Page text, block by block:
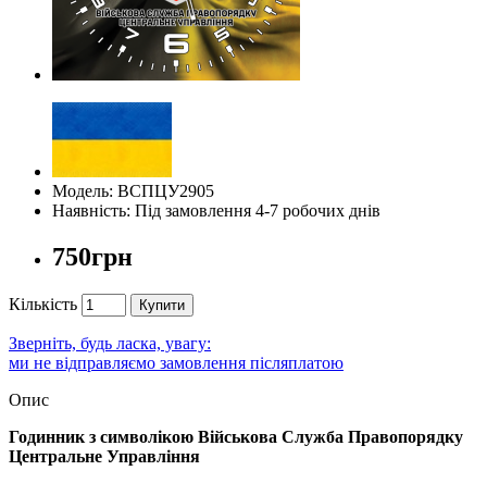
Модель: ВСПЦУ2905
Наявність: Під замовлення 4-7 робочих днів
750грн
Кількість Купити
Зверніть, будь ласка, увагу:
ми не відправляємо замовлення післяплатою
Опис
Годинник з символікою Військова Служба Правопорядку
Центральне Управління